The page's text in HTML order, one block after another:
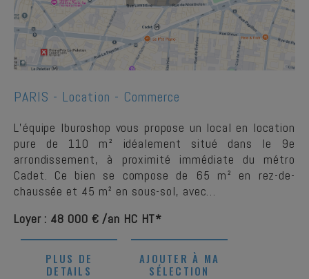
1 /1
PARIS - Location - Commerce
L’équipe Iburoshop vous propose un local en location
pure de 110 m² idéalement situé dans le 9e
arrondissement, à proximité immédiate du métro
Cadet. Ce bien se compose de 65 m² en rez-de-
chaussée et 45 m² en sous-sol, avec…
Loyer : 48 000 € /an HC HT*
PLUS DE
DETAILS
AJOUTER À MA
SÉLECTION